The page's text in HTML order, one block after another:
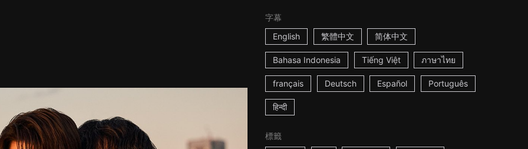
字幕
English
繁體中文 简体中文
Bahasa Indonesia Tiếng Việt ภาษาไทย
français Deutsch Español Português
हिन्दी
標籤